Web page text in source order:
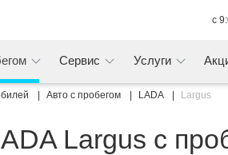
с
Сервис Услуги
Авто с пробегом LADA Largus
Largus с